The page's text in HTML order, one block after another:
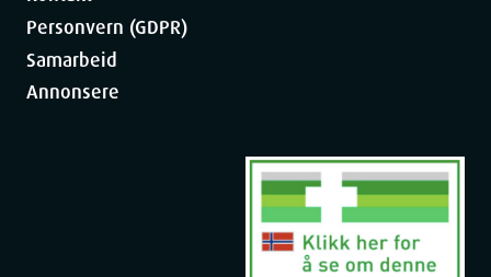
Personvern (GDPR)
Samarbeid
Annonsere